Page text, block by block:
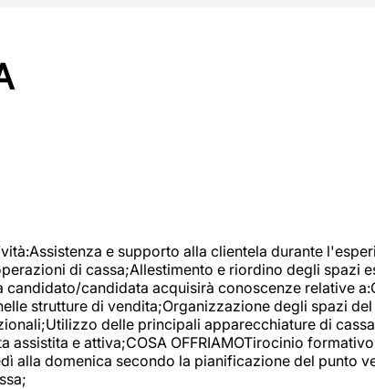
e supporto alla clientela durante
di cassa;Allestimento e riordino degli spazi
candidato/candidata acquisirà conoscenze relative
strutture di vendita;Organizzazione degli spazi
delle principali apparecchiature di
e attiva;COSA OFFRIAMOTirocinio
alla domenica secondo la pianificazione del punto